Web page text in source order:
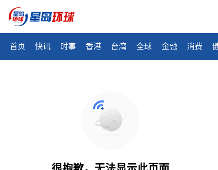
首页 快讯 时事 香港 台湾 全球 金融 消费